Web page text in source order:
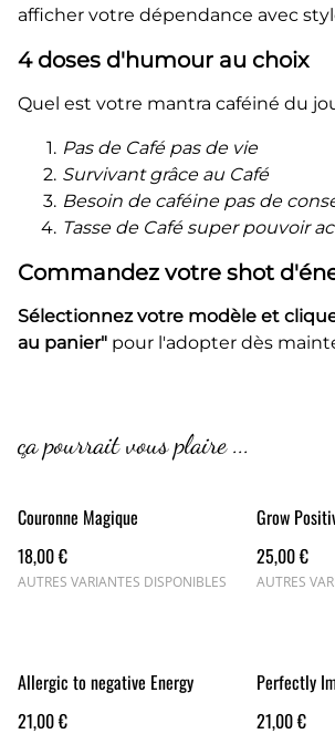
afficher votre dépendance avec
4 doses d'humour au choix
Quel est votre mantra caféiné du
Pas de Café pas de vie
Survivant grâce au Café
Besoin de caféine pas de
Tasse de Café super pouvoir
Commandez votre shot
Sélectionnez votre modèle et
au panier" pour l'adopter dès
ça pourrait vous plaire ...
Couronne Magique
18,00 €
AUTRES VARIANTES DISPONIBLES
Grow
25,00 €
AUTRES
Allergic to negative Energy
21,00 €
Perfectly
21,00 €